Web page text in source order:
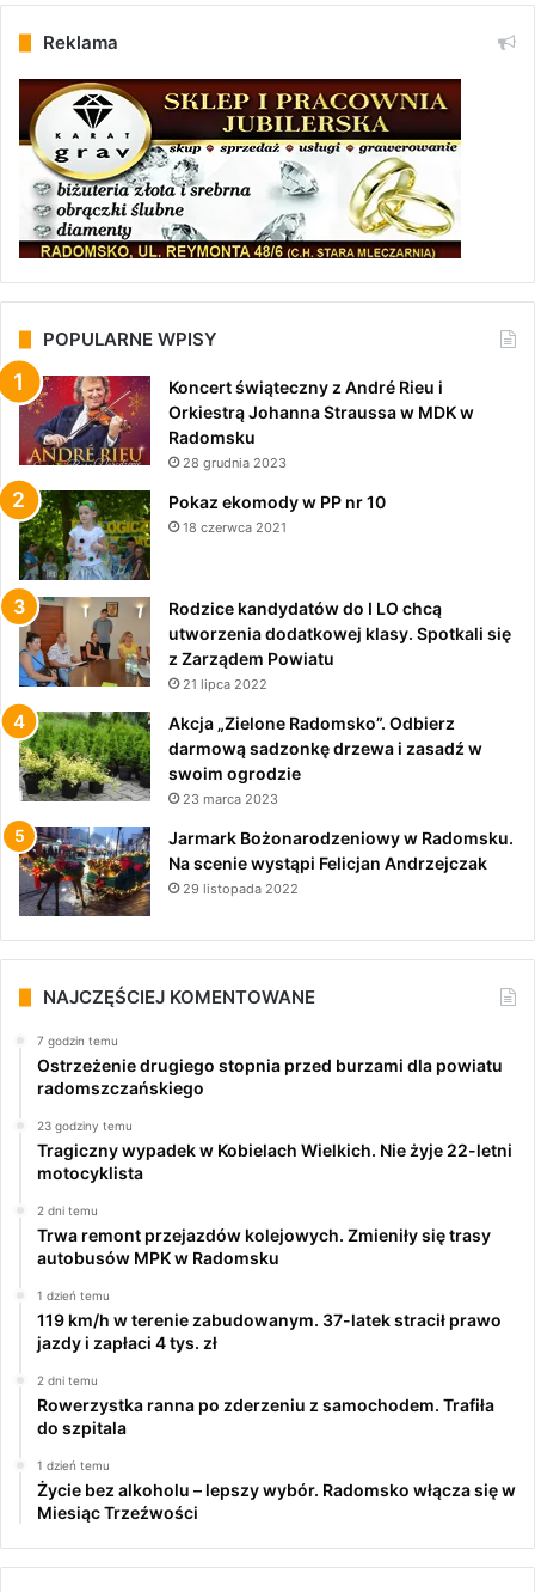
Reklama
POPULARNE WPISY
Koncert świąteczny z André Rieu i
Orkiestrą Johanna Straussa w MDK w
Radomsku
28 grudnia 2023
Pokaz ekomody w PP nr 10
18 czerwca 2021
Rodzice kandydatów do I LO chcą
utworzenia dodatkowej klasy. Spotkali się
z Zarządem Powiatu
21 lipca 2022
Akcja „Zielone Radomsko”. Odbierz
darmową sadzonkę drzewa i zasadź w
swoim ogrodzie
23 marca 2023
Jarmark Bożonarodzeniowy w Radomsku.
Na scenie wystąpi Felicjan Andrzejczak
29 listopada 2022
NAJCZĘŚCIEJ KOMENTOWANE
7 godzin temu
Ostrzeżenie drugiego stopnia przed burzami dla powiatu
radomszczańskiego
23 godziny temu
Tragiczny wypadek w Kobielach Wielkich. Nie żyje 22-letni
motocyklista
2 dni temu
Trwa remont przejazdów kolejowych. Zmieniły się trasy
autobusów MPK w Radomsku
1 dzień temu
119 km/h w terenie zabudowanym. 37-latek stracił prawo
jazdy i zapłaci 4 tys. zł
2 dni temu
Rowerzystka ranna po zderzeniu z samochodem. Trafiła
do szpitala
1 dzień temu
Życie bez alkoholu – lepszy wybór. Radomsko włącza się w
Miesiąc Trzeźwości